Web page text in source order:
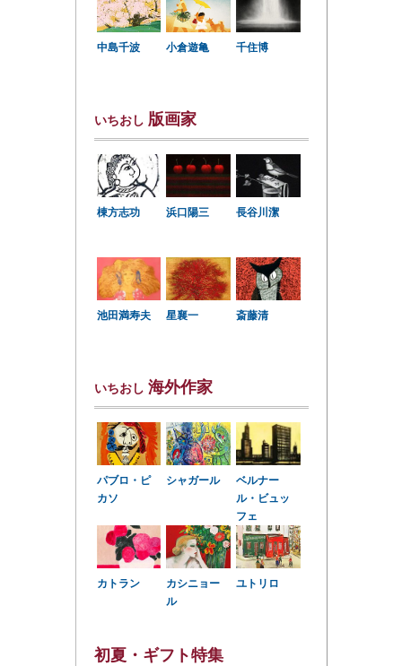
中島千波 小倉遊亀 千住博
いちおし 版画家
棟方志功 浜口陽三 長谷川潔
池田満寿夫 星襄一 斎藤清
いちおし 海外作家
パブロ・ピ
カソ
シャガール
ベルナー
ル・ビュッ
フェ
カトラン
カシニョー
ル
ユトリロ
初夏・ギフト特集